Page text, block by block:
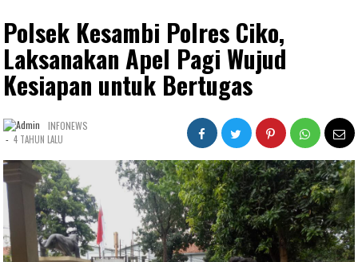
Polsek Kesambi Polres Ciko,
Laksanakan Apel Pagi Wujud
Kesiapan untuk Bertugas
INFONEWS
- 4 TAHUN LALU